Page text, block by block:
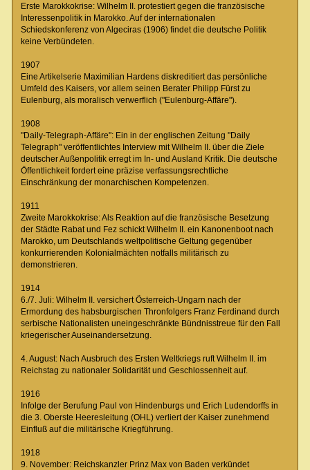
Erste Marokkokrise: Wilhelm II. protestiert gegen die französische
Interessenpolitik in Marokko. Auf der internationalen
Schiedskonferenz von Algeciras (1906) findet die deutsche Politik
keine Verbündeten.
1907
Eine Artikelserie Maximilian Hardens diskreditiert das persönliche
Umfeld des Kaisers, vor allem seinen Berater Philipp Fürst zu
Eulenburg, als moralisch verwerflich ("Eulenburg-Affäre").
1908
"Daily-Telegraph-Affäre": Ein in der englischen Zeitung "Daily
Telegraph" veröffentlichtes Interview mit Wilhelm II. über die Ziele
deutscher Außenpolitik erregt im In- und Ausland Kritik. Die deutsche
Öffentlichkeit fordert eine präzise verfassungsrechtliche
Einschränkung der monarchischen Kompetenzen.
1911
Zweite Marokkokrise: Als Reaktion auf die französische Besetzung
der Städte Rabat und Fez schickt Wilhelm II. ein Kanonenboot nach
Marokko, um Deutschlands weltpolitische Geltung gegenüber
konkurrierenden Kolonialmächten notfalls militärisch zu
demonstrieren.
1914
6./7. Juli: Wilhelm II. versichert Österreich-Ungarn nach der
Ermordung des habsburgischen Thronfolgers Franz Ferdinand durch
serbische Nationalisten uneingeschränkte Bündnisstreue für den Fall
kriegerischer Auseinandersetzung.
4. August: Nach Ausbruch des Ersten Weltkriegs ruft Wilhelm II. im
Reichstag zu nationaler Solidarität und Geschlossenheit auf.
1916
Infolge der Berufung Paul von Hindenburgs und Erich Ludendorffs in
die 3. Oberste Heeresleitung (OHL) verliert der Kaiser zunehmend
Einfluß auf die militärische Kriegführung.
1918
9. November: Reichskanzler Prinz Max von Baden verkündet